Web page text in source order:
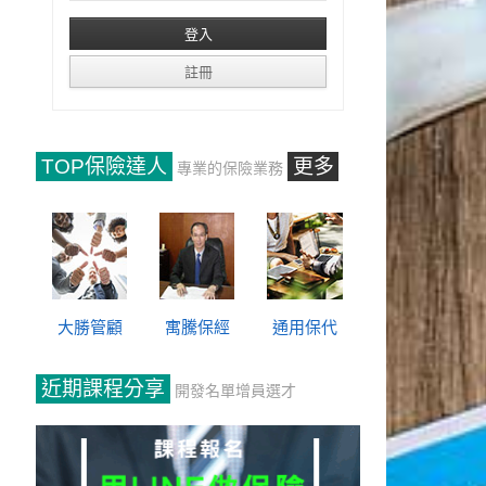
TOP保險達人 專業的保險業務 更多
大勝管顧 寓騰保經 通用保代
近期課程分享 開發名單增員選才